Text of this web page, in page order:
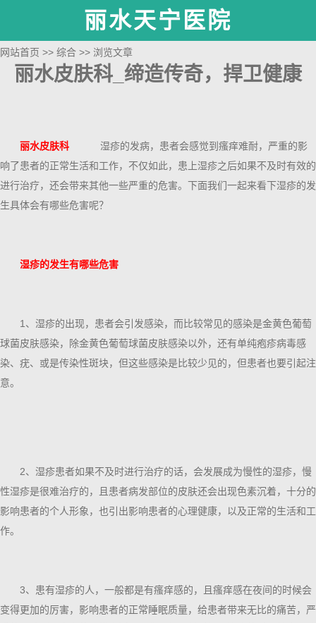
丽水天宁医院
网站首页 >> 综合 >> 浏览文章
丽水皮肤科_缔造传奇，捍卫健康
丽水皮肤科 湿疹的发病，患者会感觉到瘙痒难耐，严重的影
响了患者的正常生活和工作，不仅如此，患上湿疹之后如果不及时有效的
进行治疗，还会带来其他一些严重的危害。下面我们一起来看下湿疹的发
生具体会有哪些危害呢？
湿疹的发生有哪些危害
1、湿疹的出现，患者会引发感染，而比较常见的感染是金黄色葡萄
球菌皮肤感染，除金黄色葡萄球菌皮肤感染以外，还有单纯疱疹病毒感
染、疣、或是传染性斑块，但这些感染是比较少见的，但患者也要引起注
意。
2、湿疹患者如果不及时进行治疗的话，会发展成为慢性的湿疹，慢
性湿疹是很难治疗的，且患者病发部位的皮肤还会出现色素沉着，十分的
影响患者的个人形象，也引出影响患者的心理健康，以及正常的生活和工
作。
3、患有湿疹的人，一般都是有瘙痒感的，且瘙痒感在夜间的时候会
变得更加的厉害，影响患者的正常睡眠质量，给患者带来无比的痛苦，严